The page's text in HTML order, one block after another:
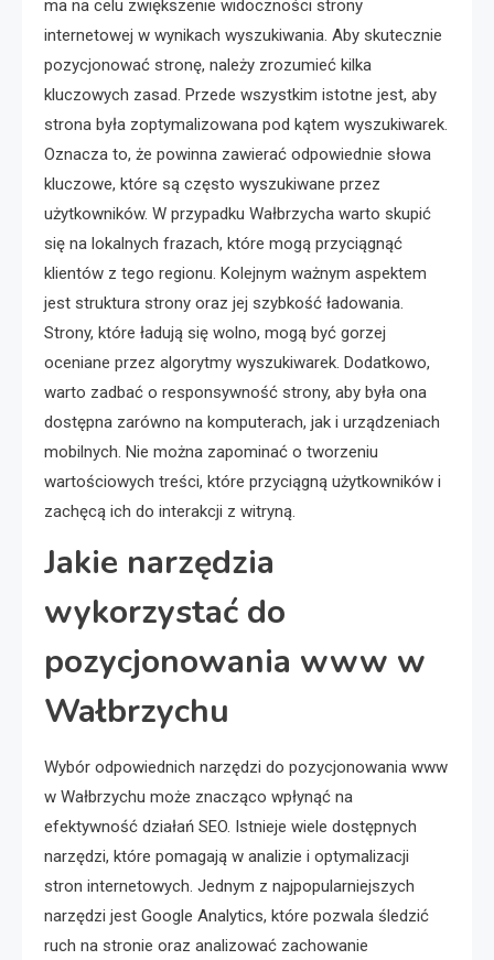
ma na celu zwiększenie widoczności strony
internetowej w wynikach wyszukiwania. Aby skutecznie
pozycjonować stronę, należy zrozumieć kilka
kluczowych zasad. Przede wszystkim istotne jest, aby
strona była zoptymalizowana pod kątem wyszukiwarek.
Oznacza to, że powinna zawierać odpowiednie słowa
kluczowe, które są często wyszukiwane przez
użytkowników. W przypadku Wałbrzycha warto skupić
się na lokalnych frazach, które mogą przyciągnąć
klientów z tego regionu. Kolejnym ważnym aspektem
jest struktura strony oraz jej szybkość ładowania.
Strony, które ładują się wolno, mogą być gorzej
oceniane przez algorytmy wyszukiwarek. Dodatkowo,
warto zadbać o responsywność strony, aby była ona
dostępna zarówno na komputerach, jak i urządzeniach
mobilnych. Nie można zapominać o tworzeniu
wartościowych treści, które przyciągną użytkowników i
zachęcą ich do interakcji z witryną.
Jakie narzędzia
wykorzystać do
pozycjonowania www w
Wałbrzychu
Wybór odpowiednich narzędzi do pozycjonowania www
w Wałbrzychu może znacząco wpłynąć na
efektywność działań SEO. Istnieje wiele dostępnych
narzędzi, które pomagają w analizie i optymalizacji
stron internetowych. Jednym z najpopularniejszych
narzędzi jest Google Analytics, które pozwala śledzić
ruch na stronie oraz analizować zachowanie